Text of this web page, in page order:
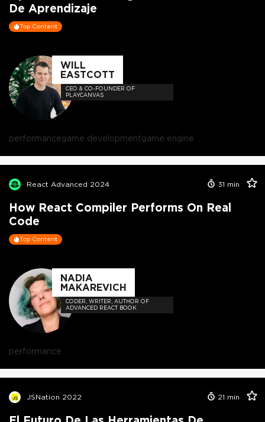
De Aprendizaje
Top Content
WILL
EASTCOTT
CEO & CO-FOUNDER OF
PLAYCANVAS
performancegame developmentgame engine
React Advanced 2024 31 min
How React Compiler Performs On Real
Code
Top Content
NADIA
MAKAREVICH
CODER, WRITER, AUTHOR OF
ADVANCED REACT BOOK
performance
JSNation 2022 21 min